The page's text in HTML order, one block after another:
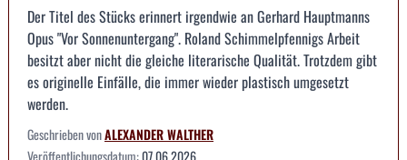
Der Titel des Stücks erinnert irgendwie an Gerhard Hauptmanns
Opus "Vor Sonnenuntergang". Roland Schimmelpfennigs Arbeit
besitzt aber nicht die gleiche literarische Qualität. Trotzdem gibt
es originelle Einfälle, die immer wieder plastisch umgesetzt
werden.
Geschrieben vonALEXANDER WALTHER
Veröffentlichungsdatum:07.06.2026